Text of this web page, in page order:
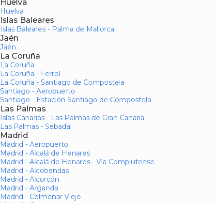
Huelva
Huelva
Islas Baleares
Islas Baleares - Palma de Mallorca
Jaén
Jaén
La Coruña
La Coruña
La Coruña - Ferrol
La Coruña - Santiago de Compostela
Santiago - Aeropuerto
Santiago - Estación Santiago de Compostela
Las Palmas
Islas Canarias - Las Palmas de Gran Canaria
Las Palmas - Sebadal
Madrid
Madrid - Aeropuerto
Madrid - Alcalá de Henares
Madrid - Alcalá de Henares - Vía Complutense
Madrid - Alcobendas
Madrid - Alcorcón
Madrid - Arganda
Madrid - Colmenar Viejo